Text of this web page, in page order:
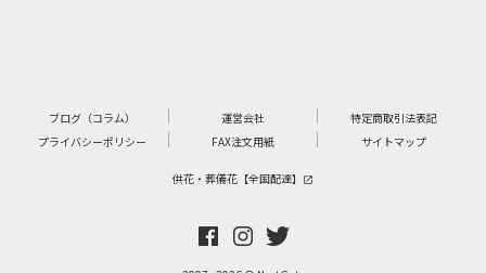
ブログ（コラム） 運営会社
特定商取引法表記
プライバシーポリシー
FAX注文用紙 サイトマップ
供花・葬儀花【全国配達】 launch